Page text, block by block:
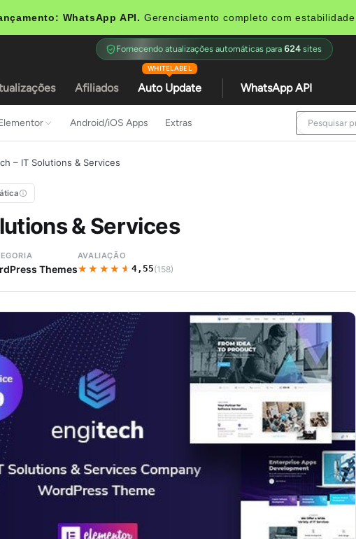
WhatsApp API. Gerenciamento completo com estabilidade.
Afiliados Auto Update
WHITELABEL
WhatsApp API
Fornecendo atualizações automáticas para 624 sites
Android/iOS Apps Extras
– IT Solutions & Services
& Services
Themes
AVALIAÇÃO
★★★★★
★★★★★4,55(158)